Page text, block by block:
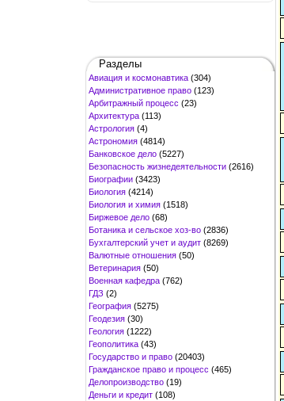
Разделы
Авиация и космонавтика (304)
Административное право (123)
Арбитражный процесс (23)
Архитектура (113)
Астрология (4)
Астрономия (4814)
Банковское дело (5227)
Безопасность жизнедеятельности (2616)
Биографии (3423)
Биология (4214)
Биология и химия (1518)
Биржевое дело (68)
Ботаника и сельское хоз-во (2836)
Бухгалтерский учет и аудит (8269)
Валютные отношения (50)
Ветеринария (50)
Военная кафедра (762)
ГДЗ (2)
География (5275)
Геодезия (30)
Геология (1222)
Геополитика (43)
Государство и право (20403)
Гражданское право и процесс (465)
Делопроизводство (19)
Деньги и кредит (108)